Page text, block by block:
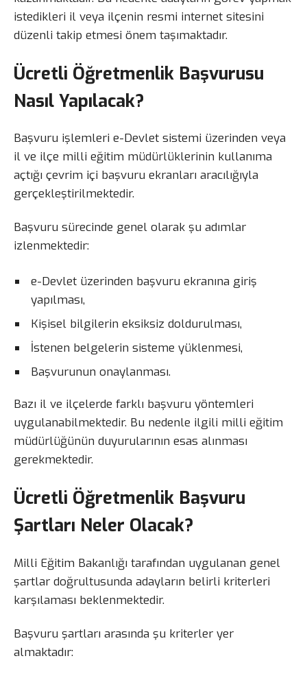
istedikleri il veya ilçenin resmi internet sitesini
düzenli takip etmesi önem taşımaktadır.
Ücretli Öğretmenlik Başvurusu
Nasıl Yapılacak?
Başvuru işlemleri e-Devlet sistemi üzerinden veya
il ve ilçe milli eğitim müdürlüklerinin kullanıma
açtığı çevrim içi başvuru ekranları aracılığıyla
gerçekleştirilmektedir.
Başvuru sürecinde genel olarak şu adımlar
izlenmektedir:
e-Devlet üzerinden başvuru ekranına giriş
yapılması,
Kişisel bilgilerin eksiksiz doldurulması,
İstenen belgelerin sisteme yüklenmesi,
Başvurunun onaylanması.
Bazı il ve ilçelerde farklı başvuru yöntemleri
uygulanabilmektedir. Bu nedenle ilgili milli eğitim
müdürlüğünün duyurularının esas alınması
gerekmektedir.
Ücretli Öğretmenlik Başvuru
Şartları Neler Olacak?
Milli Eğitim Bakanlığı tarafından uygulanan genel
şartlar doğrultusunda adayların belirli kriterleri
karşılaması beklenmektedir.
Başvuru şartları arasında şu kriterler yer
almaktadır: